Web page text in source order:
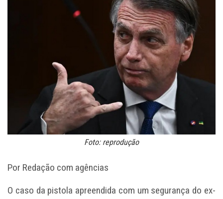
Foto: reprodução
Por Redação com agências
O caso da pistola apreendida com um segurança do ex-